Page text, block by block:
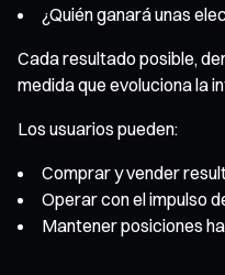
¿Quién ganará unas
Cada resultado posible,
medida que evoluciona la
Los usuarios pueden:
Comprar y vender
Operar con el impulso
Mantener posiciones